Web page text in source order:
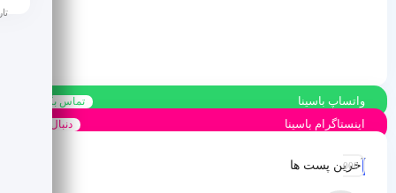
واتساپ باسینا تماس بگیرید
اینستاگرام باسینا دنبال کنید
آخرین پست ها